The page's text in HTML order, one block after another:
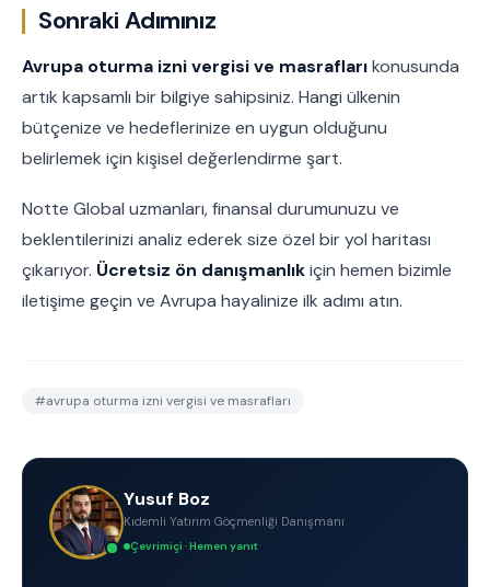
Sonraki Adımınız
Avrupa oturma izni vergisi ve masraflarıkonusunda
artık kapsamlı bir bilgiye sahipsiniz. Hangi ülkenin
bütçenize ve hedeflerinize en uygun olduğunu
belirlemek için kişisel değerlendirme şart.
Notte Global uzmanları, finansal durumunuzu ve
beklentilerinizi analiz ederek size özel bir yol haritası
çıkarıyor. Ücretsiz ön danışmanlıkiçin hemen bizimle
iletişime geçin ve Avrupa hayalinize ilk adımı atın.
#avrupa oturma izni vergisi ve masrafları
Yusuf Boz
Kıdemli Yatırım Göçmenliği Danışmanı
Çevrimiçi · Hemen yanıt